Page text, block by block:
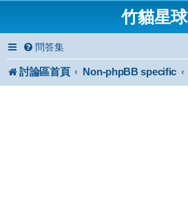
竹貓星球
問答集
討論區首頁 Non-phpBB specific